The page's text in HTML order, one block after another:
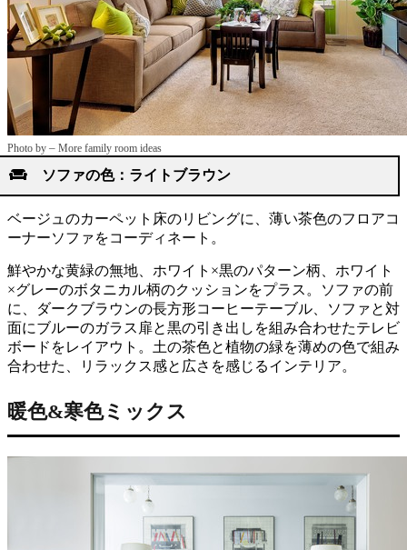
Photo by – More family room ideas
ソファの色：ライトブラウン
ベージュのカーペット床のリビングに、薄い茶色のフロアコ
ーナーソファをコーディネート。
鮮やかな黄緑の無地、ホワイト×黒のパターン柄、ホワイト
×グレーのボタニカル柄のクッションをプラス。ソファの前
に、ダークブラウンの長方形コーヒーテーブル、ソファと対
面にブルーのガラス扉と黒の引き出しを組み合わせたテレビ
ボードをレイアウト。土の茶色と植物の緑を薄めの色で組み
合わせた、リラックス感と広さを感じるインテリア。
暖色&寒色ミックス